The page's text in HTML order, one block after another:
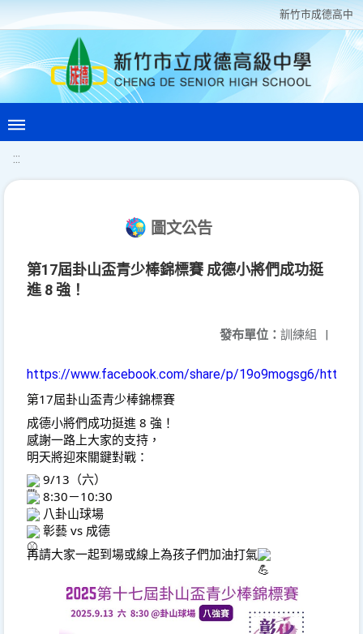
新竹巿成德高中
:::
圖文公告
第17屆卦山盃青少棒錦標賽 成德小將們成功挺
進 8 強！
發布單位： 訓練組 |
https://www.facebook.com/share/p/19o9mogsg6/
第17屆卦山盃青少棒錦標賽
成德小將們成功挺進 8 強！
感謝一路上大家的支持，
明天將迎來關鍵對戰：
9/13（六）
8:30－10:30
八卦山球場
彰藝 vs 成德
再請大家一起到場或線上為孩子們加油打氣